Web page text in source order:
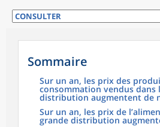
Sommaire
Sur un an, les prix des
consommation vendus dans
distribution augmentent de
Sur un an, les prix de
grande distribution